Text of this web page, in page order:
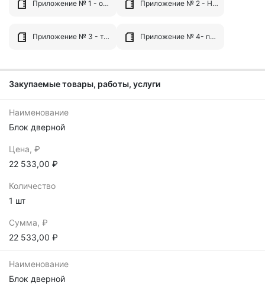
Приложение № 1 - описание объекта закупки.docx Приложение № 2 - НМЦК.docx
Приложение № 3 - требования к содержанию, составу заявки и инструкция по ее заполнению.docx Приложение № 4- проект контракта.doc
Закупаемые товары, работы, услуги
Наименование
Блок дверной
Цена, ₽
22 533,00 ₽
Количество
1 шт
Сумма, ₽
22 533,00 ₽
Наименование
Блок дверной